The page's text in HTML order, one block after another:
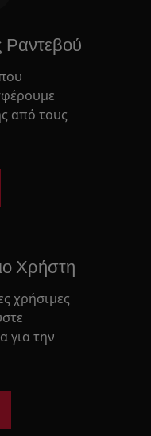
Ραντεβού
από τους
Χρήστη
χρήσιμες
για την